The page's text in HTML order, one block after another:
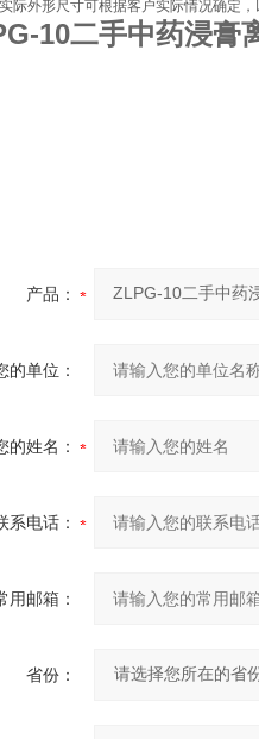
外形尺寸可根据客户实际情况确定，
10二手中药浸膏
产品：
的单位：
的姓名：
系电话：
用邮箱：
省份：